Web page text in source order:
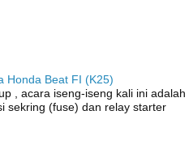
Honda Beat FI (K25)
, acara iseng-iseng kali ini adalah
sekring (fuse) dan relay starter